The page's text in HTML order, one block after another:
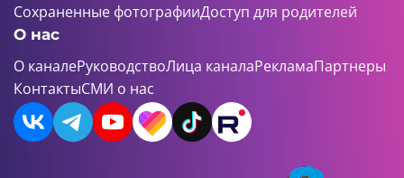
Сохраненные фотографииДоступ для родителей
О нас
О каналеРуководствоЛица каналаРекламаПартнеры
КонтактыСМИ о нас